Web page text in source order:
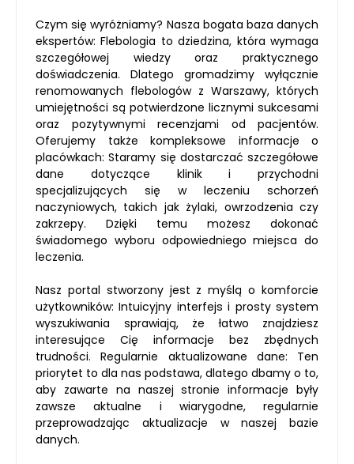
Czym się wyróżniamy? Nasza bogata baza danych
ekspertów: Flebologia to dziedzina, która wymaga
szczegółowej wiedzy oraz praktycznego
doświadczenia. Dlatego gromadzimy wyłącznie
renomowanych flebologów z Warszawy, których
umiejętności są potwierdzone licznymi sukcesami
oraz pozytywnymi recenzjami od pacjentów.
Oferujemy także kompleksowe informacje o
placówkach: Staramy się dostarczać szczegółowe
dane dotyczące klinik i przychodni
specjalizujących się w leczeniu schorzeń
naczyniowych, takich jak żylaki, owrzodzenia czy
zakrzepy. Dzięki temu możesz dokonać
świadomego wyboru odpowiedniego miejsca do
leczenia.
Nasz portal stworzony jest z myślą o komforcie
użytkowników: Intuicyjny interfejs i prosty system
wyszukiwania sprawiają, że łatwo znajdziesz
interesujące Cię informacje bez zbędnych
trudności. Regularnie aktualizowane dane: Ten
priorytet to dla nas podstawa, dlatego dbamy o to,
aby zawarte na naszej stronie informacje były
zawsze aktualne i wiarygodne, regularnie
przeprowadzając aktualizacje w naszej bazie
danych.